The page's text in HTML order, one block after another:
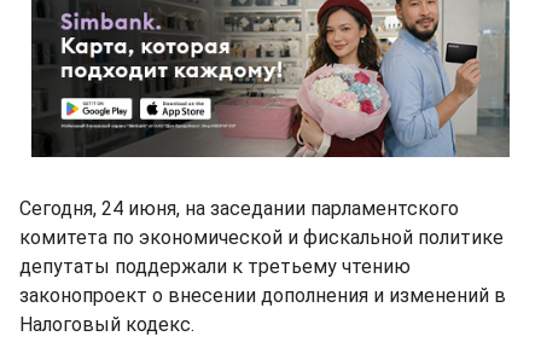
Сегодня, 24 июня, на заседании парламентского
комитета по экономической и фискальной политике
депутаты поддержали к третьему чтению
законопроект о внесении дополнения и изменений в
Налоговый кодекс.